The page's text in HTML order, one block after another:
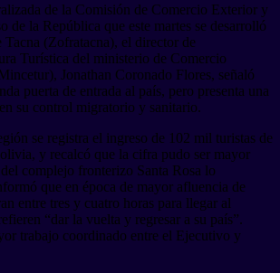
de la Comisión de Comercio Exterior y
de la República que este martes se desarrolló
Tacna (Zofratacna), el director de
Turística del ministerio de Comercio
Jonathan Coronado Flores, señaló
puerta de entrada al país, pero presenta una
su control migratorio y sanitario.
se registra el ingreso de 102 mil turistas de
y recalcó que la cifra pudo ser mayor
complejo fronterizo Santa Rosa lo
que en época de mayor afluencia de
entre tres y cuatro horas para llegar al
“dar la vuelta y regresar a su país”.
trabajo coordinado entre el Ejecutivo y